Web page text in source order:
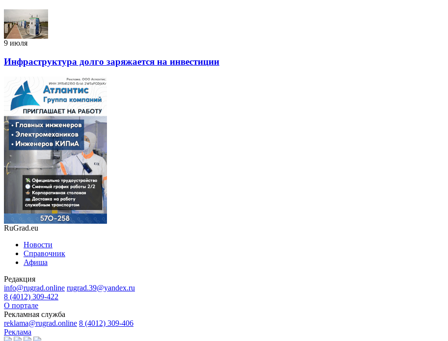
9 июля
Инфраструктура долго заряжается на инвестиции
RuGrad.eu
Новости
Справочник
Афиша
Редакция
info@rugrad.online rugrad.39@yandex.ru
8 (4012) 309-422
О портале
Рекламная служба
reklama@rugrad.online 8 (4012) 309-406
Реклама